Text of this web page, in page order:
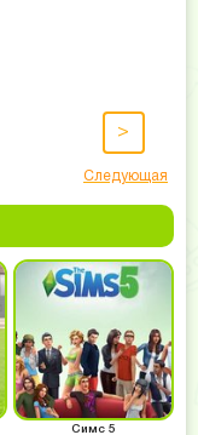
>
Следующая
Симс 5